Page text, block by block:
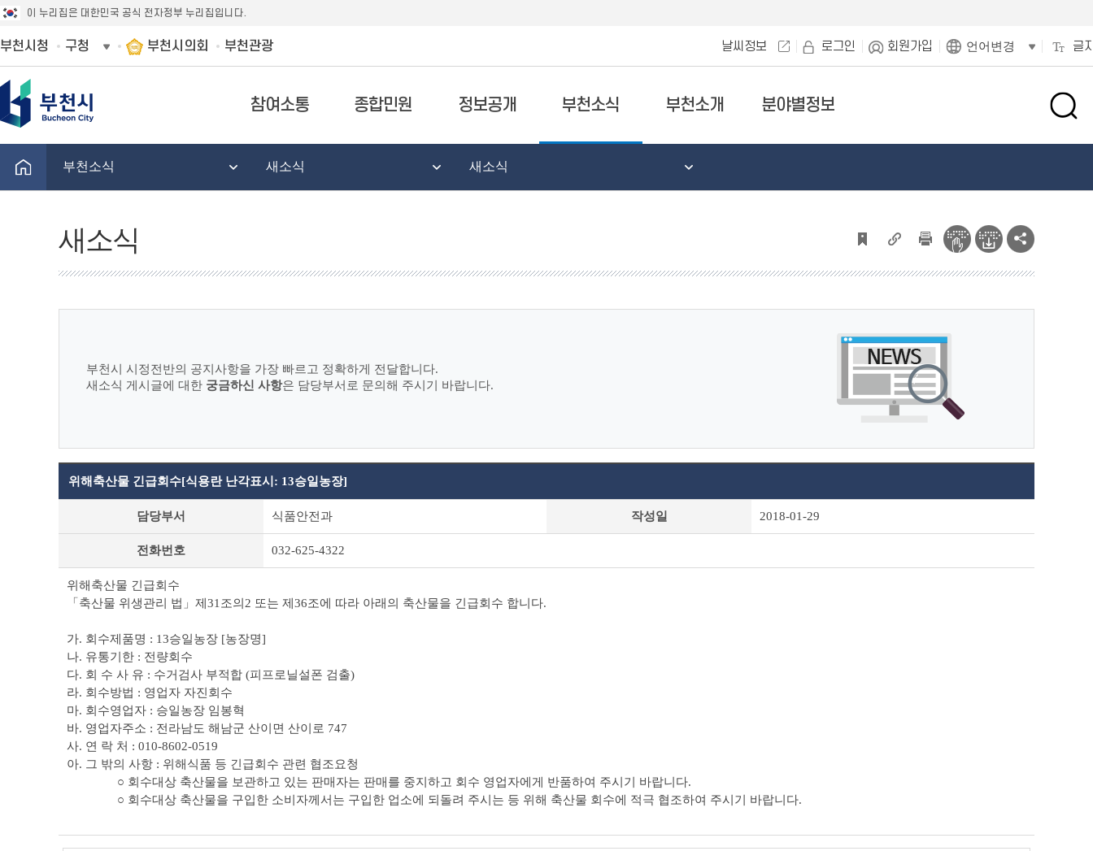
이 누리집은 대한민국 공식 전자정부 누리집입니다.
부천시청 구청 부천시의회 부천관광 날씨정보 로그인 회원가입 언어변경 글
참여소통 종합민원 정보공개 부천소식 부천소개 분야별정보
검
창
부천소식 새소식 새소식
새소식
부천시 시정전반의 공지사항을 가장 빠르고 정확하게 전달합니다.
새소식 게시글에 대한 궁금하신 사항은 담당부서로 문의해 주시기 바랍니다.
세
조
블
위해축산물 긴급회수[식용란 난각표시: 13승일농장]
담당부서 식품안전과 작성일 2018-01-29
전화번호 032-625-4322
위해축산물 긴급회수
「축산물 위생관리 법」제31조의2 또는 제36조에 따라 아래의 축산물을 긴급회수 합니다.
가. 회수제품명 : 13승일농장 [농장명]
나. 유통기한 : 전량회수
다. 회 수 사 유 : 수거검사 부적합 (피프로닐설폰 검출)
라. 회수방법 : 영업자 자진회수
마. 회수영업자 : 승일농장 임봉혁
바. 영업자주소 : 전라남도 해남군 산이면 산이로 747
사. 연 락 처 : 010-8602-0519
아. 그 밖의 사항 : 위해식품 등 긴급회수 관련 협조요청
○ 회수대상 축산물을 보관하고 있는 판매자는 판매를 중지하고 회수 영업자에게 반품하여 주시기 바랍니다.
○ 회수대상 축산물을 구입한 소비자께서는 구입한 업소에 되돌려 주시는 등 위해 축산물 회수에 적극 협조하여 주시기 바랍니다.